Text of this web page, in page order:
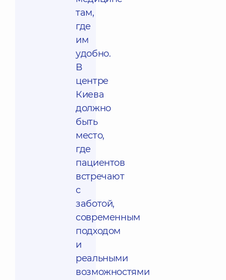
там,
где
им
удобно.
В
центре
Киева
должно
быть
место,
где
пациентов
встречают
с
заботой,
современным
подходом
и
реальными
возможностями